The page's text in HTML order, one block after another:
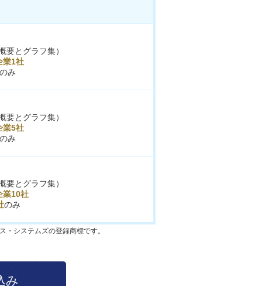
要とグラフ集）
業1社
のみ
要とグラフ集）
業5社
のみ
要とグラフ集）
業10社
のみ
システムズの登録商標です。